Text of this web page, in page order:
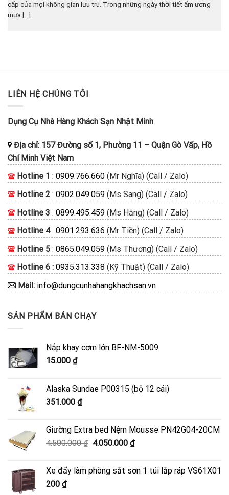
cấp của mọi không gian lưu trú. Trong những ngày thời tiết ẩm ương
mưa [...]
LIÊN HỆ CHÚNG TÔI
Dụng Cụ Nhà Hàng Khách Sạn Nhật Minh
Địa chỉ: 157 Đường số 1, Phường 11 – Quận Gò Vấp, Hồ
Chí Minh Việt Nam
Hotline 1 : 0909.766.660 (Mr Nghĩa) (Call / Zalo)
Hotline 2 : 0902.049.059 (Ms Sang) (Call / Zalo)
Hotline 3 : 0899.495.459 (Ms Hằng) (Call / Zalo)
Hotline 4: 0901.293.636 (Mr Tiền) (Call / Zalo)
Hotline 5 : 0865.049.059 (Ms Thương) (Call / Zalo)
Hotline 6 : 0935.313.338 (Kỹ Thuật) (Call / Zalo)
Mail: info@dungcunhahangkhachsan.vn
SẢN PHẨM BÁN CHẠY
Nắp khay cơm lớn BF-NM-5009
15.000 ₫
Alaska Sundae P00315 (bộ 12 cái)
351.000 ₫
Giường Extra bed Nệm Mousse PN42G04-20CM
4.500.000₫ Giá
4.500.000 ₫.
4.050.000 ₫Giá
là:
Xe đẩy làm phòng sắt sơn 1 túi lắp ráp VS61X01
200 ₫